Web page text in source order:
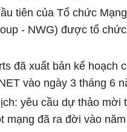
tiên của Tổ chức
- NWG) được tổ
đã xuất bản kế hoạch
vào ngày 3 tháng 6
yêu cầu dự thảo mời
mạng đã ra đời vào